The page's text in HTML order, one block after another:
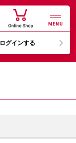
MENU
ログインする